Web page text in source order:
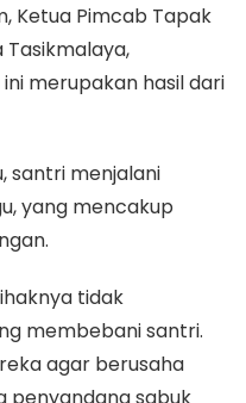
Ketua Pimcab Tapak
Tasikmalaya,
merupakan hasil dari
santri menjalani
yang mencakup
tidak
membebani santri.
agar berusaha
penyandang sabuk